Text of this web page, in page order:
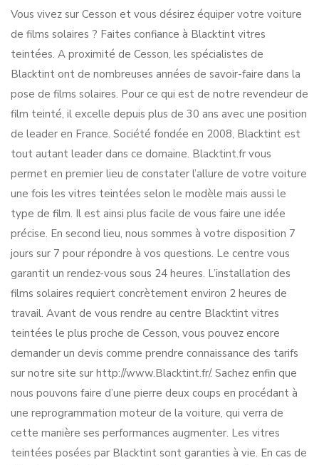
Vous vivez sur Cesson et vous désirez équiper votre voiture
de films solaires ? Faites confiance à Blacktint vitres
teintées. A proximité de Cesson, les spécialistes de
Blacktint ont de nombreuses années de savoir-faire dans la
pose de films solaires. Pour ce qui est de notre revendeur de
film teinté, il excelle depuis plus de 30 ans avec une position
de leader en France. Société fondée en 2008, Blacktint est
tout autant leader dans ce domaine. Blacktint.fr vous
permet en premier lieu de constater l’allure de votre voiture
une fois les vitres teintées selon le modèle mais aussi le
type de film. Il est ainsi plus facile de vous faire une idée
précise. En second lieu, nous sommes à votre disposition 7
jours sur 7 pour répondre à vos questions. Le centre vous
garantit un rendez-vous sous 24 heures. L’installation des
films solaires requiert concrètement environ 2 heures de
travail. Avant de vous rendre au centre Blacktint vitres
teintées le plus proche de Cesson, vous pouvez encore
demander un devis comme prendre connaissance des tarifs
sur notre site sur http://www.Blacktint.fr/. Sachez enfin que
nous pouvons faire d’une pierre deux coups en procédant à
une reprogrammation moteur de la voiture, qui verra de
cette manière ses performances augmenter. Les vitres
teintées posées par Blacktint sont garanties à vie. En cas de